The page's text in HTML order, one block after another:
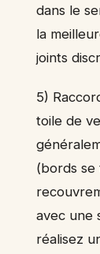
dans le
la
joints
5)
toile de
(bords se
avec une
réalisez